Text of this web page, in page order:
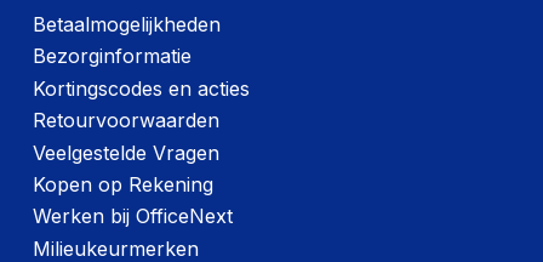
Betaalmogelijkheden
Bezorginformatie
Kortingscodes en acties
Retourvoorwaarden
Veelgestelde Vragen
Kopen op Rekening
Werken bij OfficeNext
Milieukeurmerken